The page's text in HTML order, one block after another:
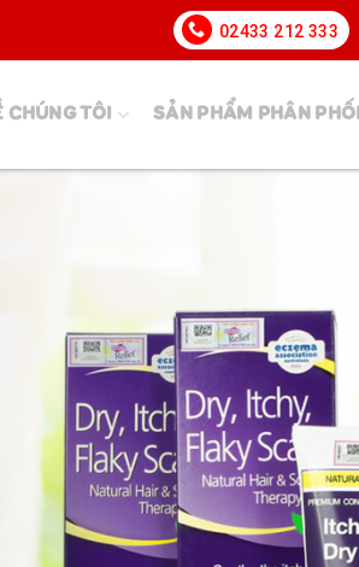
02433 212 333
CHÚNG TÔI SẢN PHẨM PHÂN PHỐI